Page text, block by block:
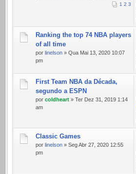
1 2 3
Ranking the top 74 NBA players
of all time
por linelson » Qua Mai 13, 2020 10:07
pm
First Team NBA da Década,
segundo a ESPN
por coldheart » Ter Dez 31, 2019 1:14
am
Classic Games
por linelson » Seg Abr 27, 2020 12:55
pm